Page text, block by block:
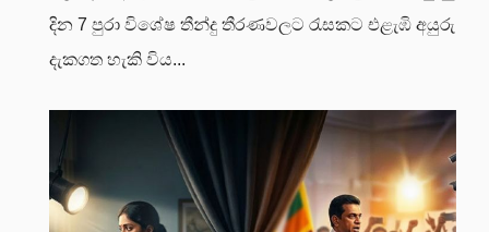
දින 7 පුරා විශේෂ තීන්දු තීරණවලට රැසකට එළැඹි අයුරු
දැකගත හැකි විය...